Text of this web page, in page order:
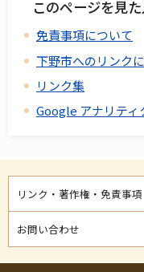
このページを見
免責事項について
下野市へのリンク
リンク集
Google アナリティ
リンク・著作権・免責事項
お問い合わせ